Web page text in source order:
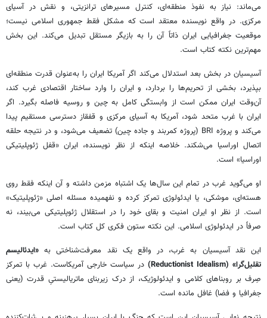
می‌ماند: نیاز به نفوذ منطقه‌ای، کنترل مسیرهای ترانزیتی، و نقش در آسیای
مرکزی. در واقع نویسنده معتقد است که مشکل فقط جمهوری اسلامی نیست؛
موقعیت جغرافیایی ایران ذاتاً آن را به بازیگر مستقل تبدیل می‌کند. این بخش
مهم‌ترین نکته کتاب است.
آسیسیان در بخش بعد استدلال می‌کند اگر آمریکا ایران را به‌عنوان قدرت منطقه‌ای
بپذیرد، بخشی از تحریم‌ها را بردارد، و ایران را وارد ساختار اقتصادی غرب کند،
آن‌وقت ایران ممکن است از وابستگی کامل به چین و روسیه فاصله بگیرد. اگر
ایران با غرب متحد شود، آمریکا به آسیای مرکزی و قفقاز دسترسی مستقیم پیدا
می‌کند و پروژه BRI (پروژه کمربند و جاده چین) تضعیف می‌شود، و در نتیجه حلقه
اتصال اوراسیا می‌شکند. خلاصه اینکه از نظر نویسنده، ایران «قفل ژئوپلیتیکی
اوراسیا» است.
او می‌گوید غرب در تمام این سال‌ها یک اشتباه مزمن داشته و آن اینکه فقط روی
هسته‌ای، موشکی، یا ایدئولوژی تمرکز کرده و نفهمیده مسئله اصلی «ژئوپلیتیک»
است. از نظر او ایران امنیت و بقای خود را در استقلال ژئوپلیتیکی می‌بیند، نه
صرفاً در ایدئولوژی اسلامی. این نکته ستون فکری کل کتاب است.
این نقد آسیسیان به غرب، در واقع یک نقد معرفت‌شناختی به «ایدئالیسم
تقلیل‌گرا» (Reductionist Idealism)
در سیاست خارجی آمریکاست. غرب با تمرکز
صِرف بر روبناهای کلامی و ایدئولوژیک، از درک زیربنای ماتریالیستیِ قدرت (یعنی
جغرافیا و فضا) غافل مانده است.